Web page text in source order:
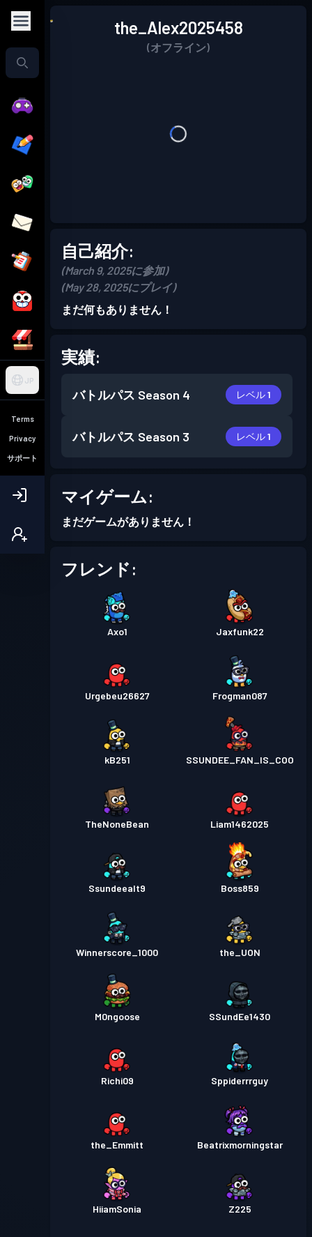
JP
Terms
Privacy
サポート
the_Alex2025458
(オフライン)
自己紹介:
(March 9, 2025に参加)
(May 28, 2025にプレイ)
まだ何もありません！
実績:
バトルパス Season 4 レベル 1
バトルパス Season 3 レベル 1
マイゲーム:
まだゲームがありません！
フレンド:
Axo1 Jaxfunk22
Urgebeu26627 Frogman087
kB251 SSUNDEE_FAN_IS_COO
TheNoneBean Liam1462025
Ssundeealt9 Boss859
Winnerscore_1000 the_UON
M0ngoose SSundEe1430
Richi09 Sppiderrrguy
the_Emmitt Beatrixmorningstar
HiiamSonia Z225